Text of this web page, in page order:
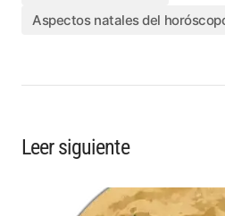
Aspectos natales del
Leer siguiente